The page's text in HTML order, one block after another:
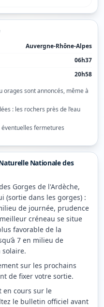
Auvergne-Rhône-Alpes
06h37
20h58
orages sont annoncés, même à
: les rochers près de l’eau
éventuelles fermetures
Nationale des
Gorges de l'Ardèche,
(sortie dans les gorges) :
de journée, prudence
créneau se situe
favorable de la
7 en milieu de
solaire.
sur les prochains
de fixer votre sortie.
en cours sur le
le bulletin officiel avant